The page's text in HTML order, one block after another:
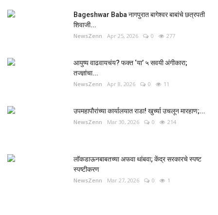
Bageshwar Baba नागपुरात बागेश्वर बाबांचे छत्रपती
शिवाजी...
NewsZenn Apr 25, 2026 0 277
आयुष्य वाढवायचंय? फक्त ‘या’ ५ सवयी अंगीकारा;
तज्ज्ञांचा...
NewsZenn Apr 8, 2026 0 11
उपमहापौरांच्या कार्यालयात राडा! खुर्च्या उचलून मारहाण;...
NewsZenn Mar 30, 2026 0 214
लॉकडाऊनबाबतच्या अफवा थांबवा; केंद्र सरकारचे स्पष्ट
स्पष्टीकरण
NewsZenn Mar 27, 2026 0 1